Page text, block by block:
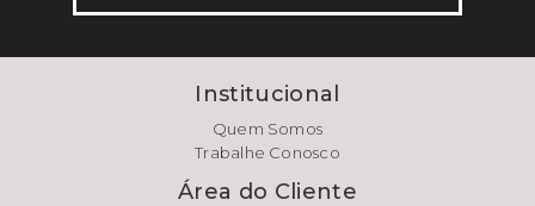
Institucional
Quem Somos
Trabalhe Conosco
Área do Cliente